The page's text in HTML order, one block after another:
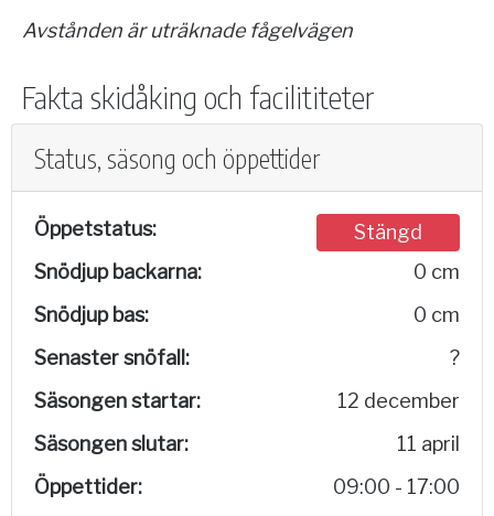
Avstånden är uträknade fågelvägen
Fakta skidåking och facilititeter
Status, säsong och öppettider
Öppetstatus:
Stängd
Snödjup backarna:
0 cm
Snödjup bas:
0 cm
Senaster snöfall:
?
Säsongen startar:
12 december
Säsongen slutar:
11 april
Öppettider:
09:00 - 17:00